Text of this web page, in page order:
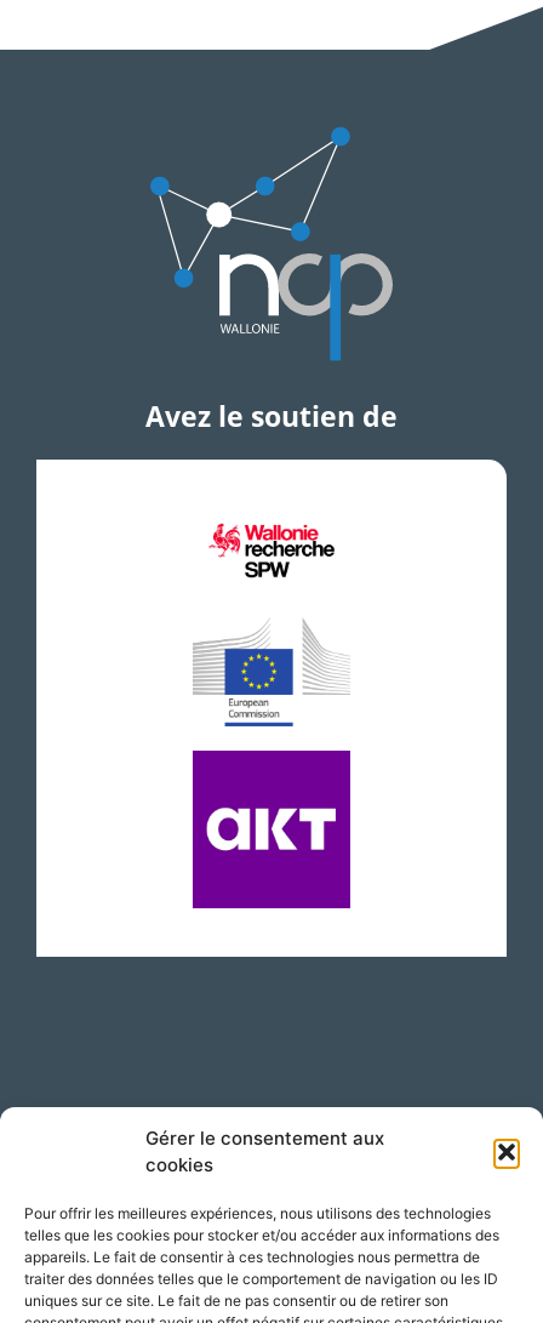
Gérer le consentement aux
cookies
Pour offrir les meilleures expériences, nous utilisons des technologies
telles que les cookies pour stocker et/ou accéder aux informations des
appareils. Le fait de consentir à ces technologies nous permettra de
traiter des données telles que le comportement de navigation ou les ID
uniques sur ce site. Le fait de ne pas consentir ou de retirer son
Avez le soutien de
Suivez-nous sur LinkedIn !